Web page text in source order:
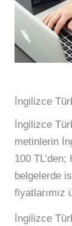
İngilizce
İngilizce
metinlerin
100
belgelerde
fiyatlarımız
İngilizce